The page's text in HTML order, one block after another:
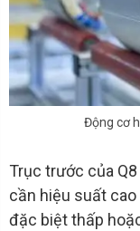
Động cơ
Trục trước của
cần hiệu suất
đặc biệt thấp